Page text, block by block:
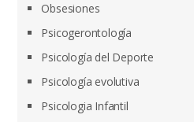
Obsesiones
Psicogerontología
Psicología del Deporte
Psicología evolutiva
Psicologia Infantil